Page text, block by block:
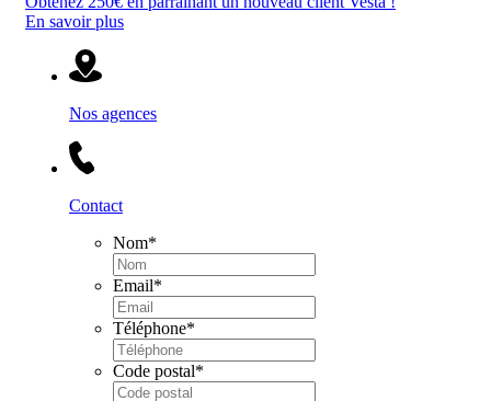
En savoir plus
Nos agences
Contact
Nom*
Email*
Téléphone*
Code postal*